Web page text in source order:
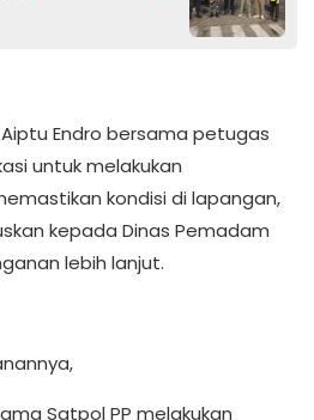
Endro bersama petugas
untuk melakukan
kondisi di lapangan,
kepada Dinas Pemadam
lebih lanjut.
Satpol PP melakukan